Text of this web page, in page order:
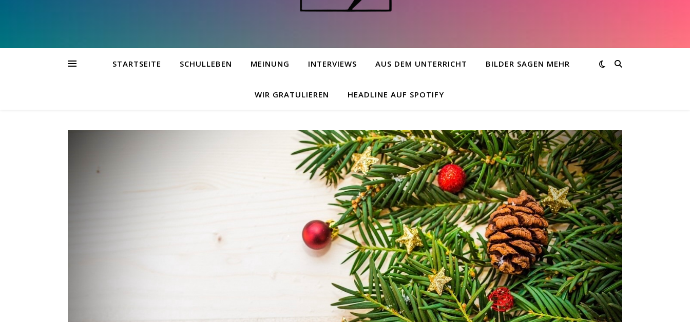
STARTSEITE SCHULLEBEN MEINUNG INTERVIEWS AUS DEM UNTERRICHT BILDER SAGEN MEHR
WIR GRATULIEREN HEADLINE AUF SPOTIFY